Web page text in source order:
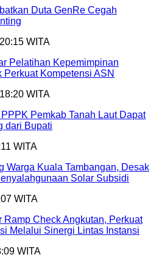
Duta GenRe Cegah
WITA
Pelatihan Kepemimpinan
Kompetensi ASN
WITA
Pemkab Tanah Laut Dapat
dari Bupati
WITA
Warga Kuala Tambangan, Desak
Solar Subsidi
WITA
Ramp Check Angkutan, Perkuat
Melalui Sinergi Lintas Instansi
WITA